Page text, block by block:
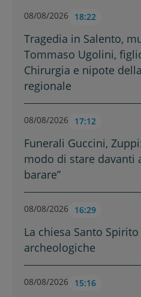
08/08/2026 18:22
Tragedia in Salento,
Tommaso Ugolini,
Chirurgia e nipote
regionale
08/08/2026 17:12
Funerali Guccini,
modo di stare davanti
barare”
08/08/2026 16:29
La chiesa Santo
archeologiche
08/08/2026 15:16